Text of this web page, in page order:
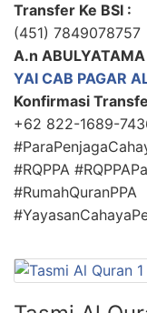
Transfer Ke BSI :
(451) 7849078757
A.n
YAI CAB PAGAR
Konfirmasi
+62 822-1689-
#RQPPA
#RumahQuranPPA